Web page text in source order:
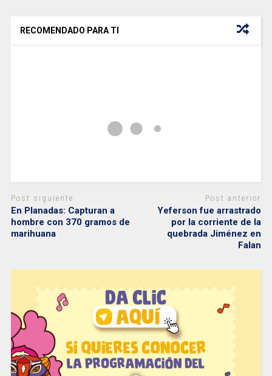
RECOMENDADO PARA TI
Post siguiente
En Planadas: Capturan a
hombre con 370 gramos de
marihuana
Post anterior
Yeferson fue arrastrado
por la corriente de la
quebrada Jiménez en
Falan